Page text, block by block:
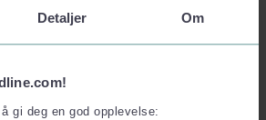
Detaljer Om
gi deg en god opplevelse: